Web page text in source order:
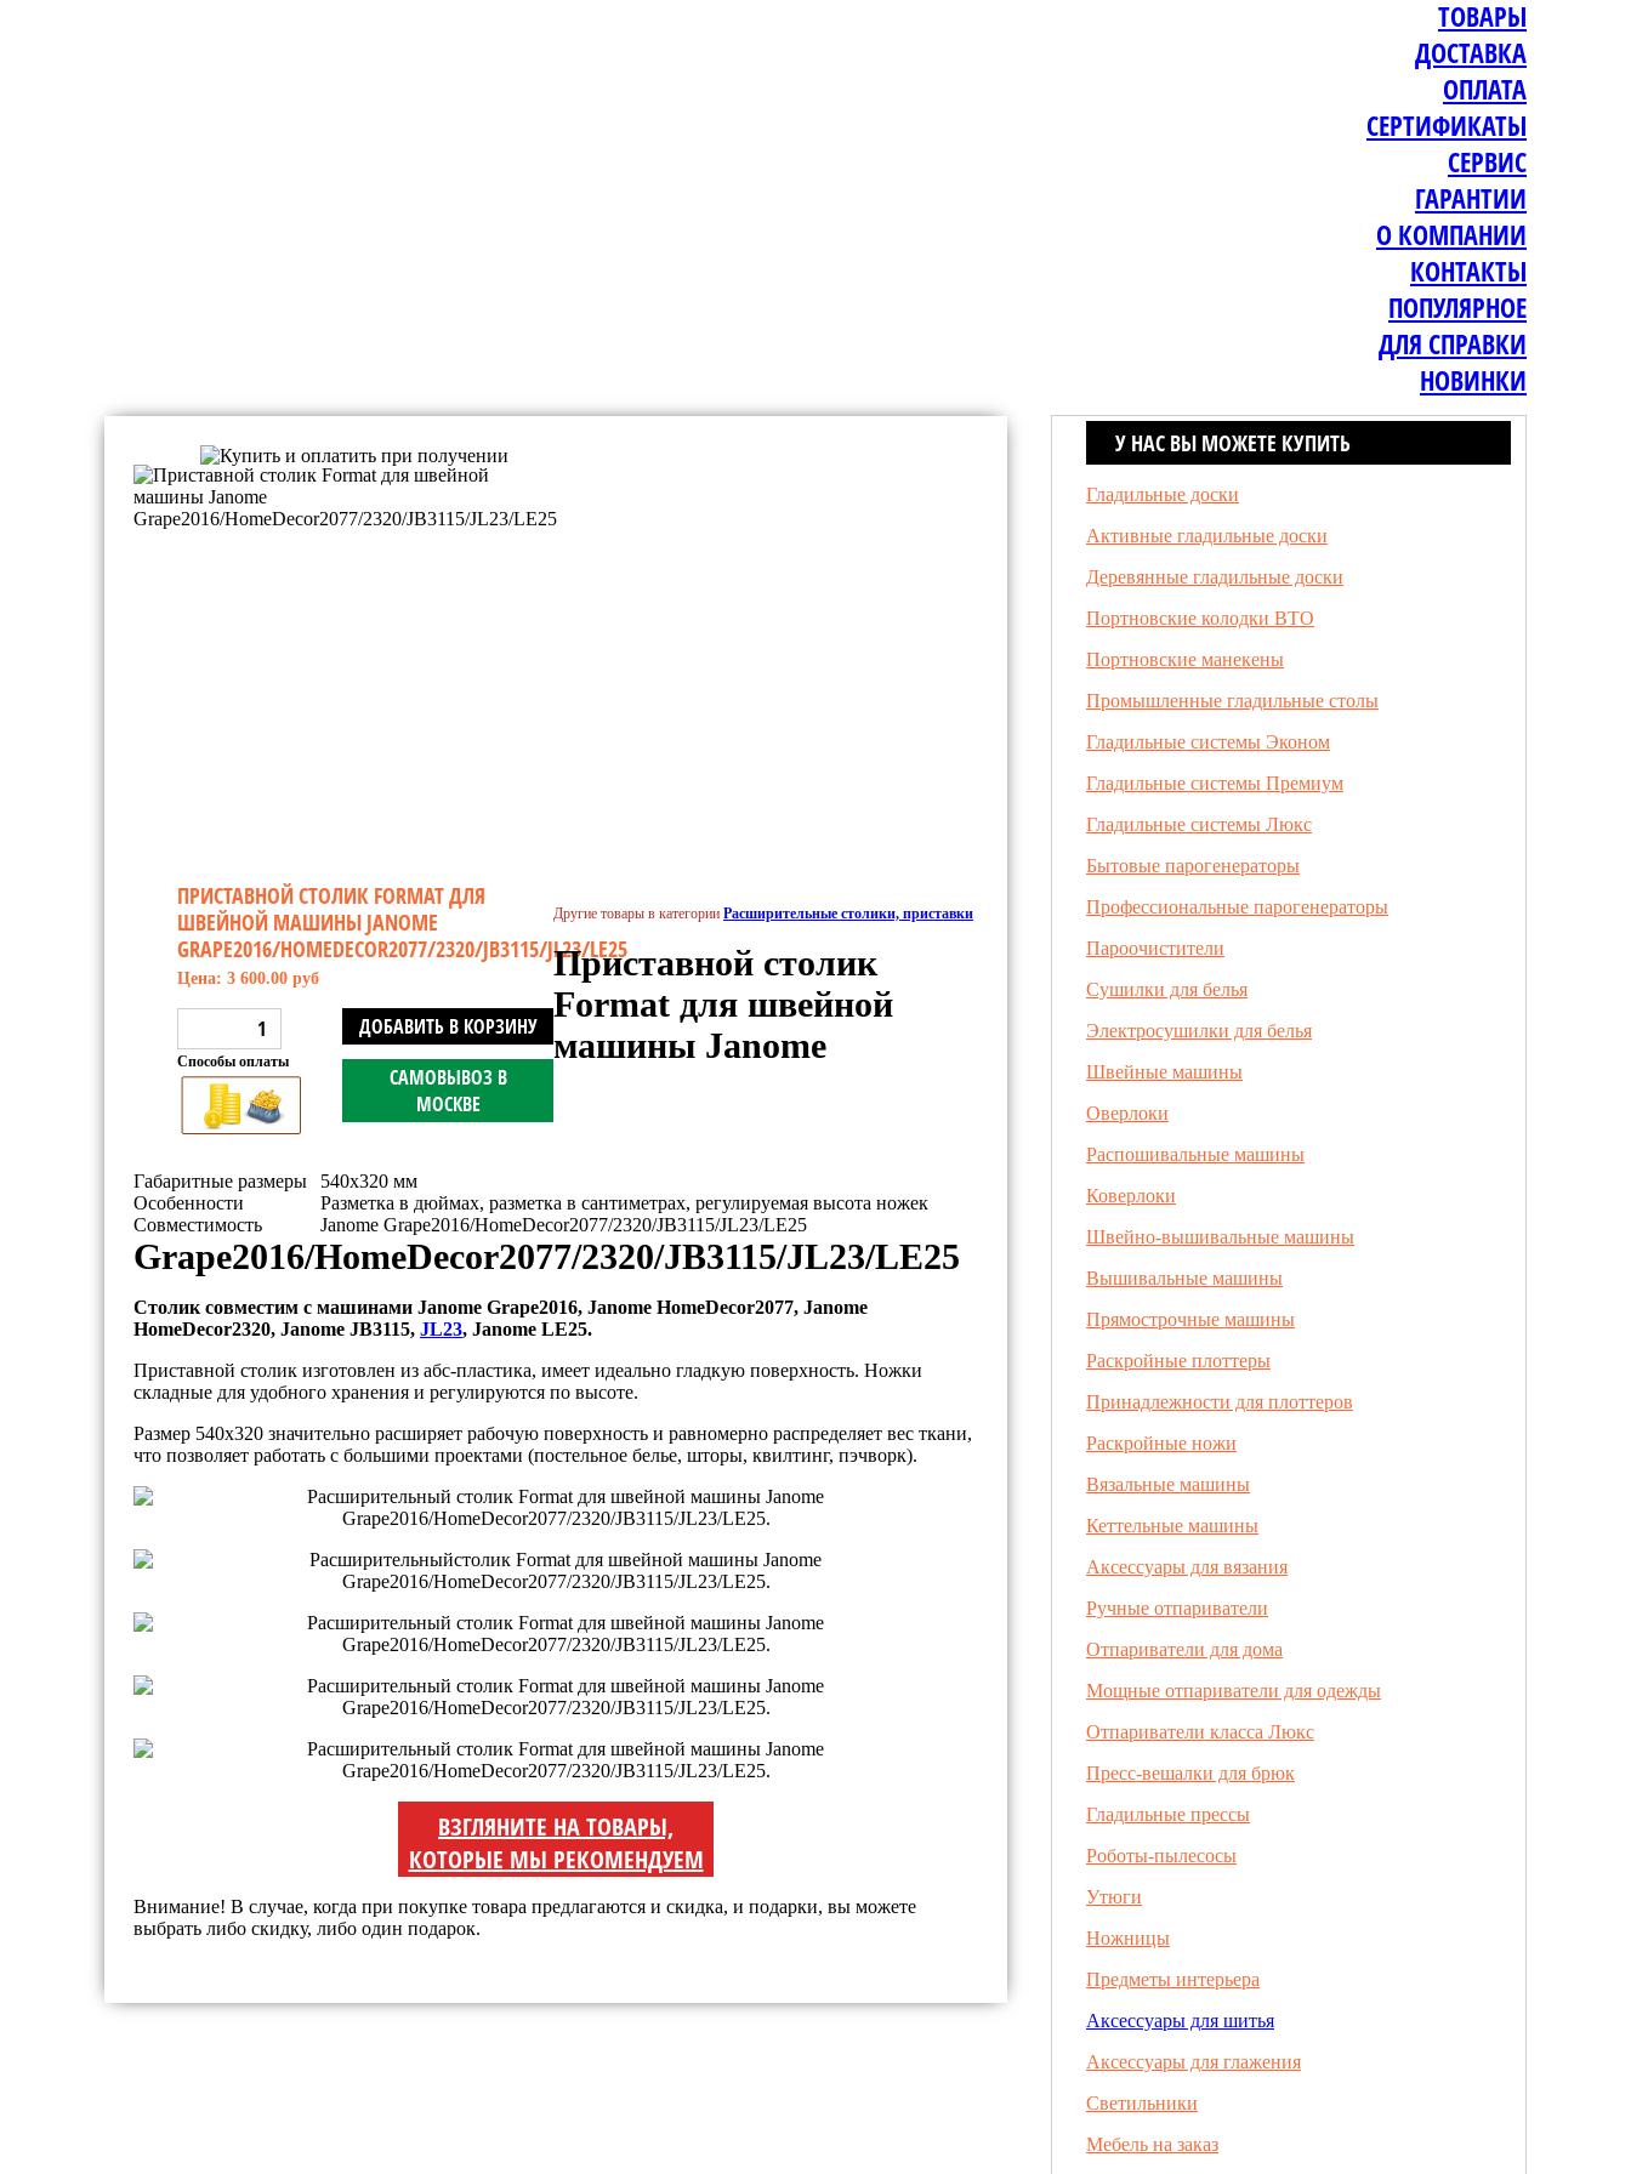
ТОВАРЫ
ДОСТАВКА
ОПЛАТА
СЕРТИФИКАТЫ
СЕРВИС
ГАРАНТИИ
О КОМПАНИИ
КОНТАКТЫ
ПОПУЛЯРНОЕ
ДЛЯ СПРАВКИ
НОВИНКИ
ПРИСТАВНОЙ СТОЛИК FORMAT ДЛЯ
ШВЕЙНОЙ МАШИНЫ JANOME
GRAPE2016/HOMEDECOR2077/2320/JB3115/JL23/LE25
Цена: 3 600.00 руб
ДОБАВИТЬ В КОРЗИНУ
САМОВЫВОЗ В
МОСКВЕ
Способы оплаты
Габаритные размеры
540х320 мм
Особенности
Разметка в дюймах, разметка в сантиметрах, регулируемая высота ножек
Совместимость
Janome Grape2016/HomeDecor2077/2320/JB3115/JL23/LE25
Другие товары в категории Расширительные столики, приставки
Приставной столик
Format для швейной
машины Janome
Grape2016/HomeDecor2077/2320/JB3115/JL23/LE25
Столик совместим с машинами Janome Grape2016, Janome HomeDecor2077, Janome
HomeDecor2320, Janome JB3115, JL23, Janome LE25.
Приставной столик изготовлен из абс-пластика, имеет идеально гладкую поверхность. Ножки
складные для удобного хранения и регулируются по высоте.
Размер 540х320 значительно расширяет рабочую поверхность и равномерно распределяет вес ткани,
что позволяет работать с большими проектами (постельное белье, шторы, квилтинг, пэчворк).
ВЗГЛЯНИТЕ НА ТОВАРЫ,
КОТОРЫЕ МЫ РЕКОМЕНДУЕМ
Внимание! В случае, когда при покупке товара предлагаются и скидка, и подарки, вы можете
выбрать либо скидку, либо один подарок.
У НАС ВЫ МОЖЕТЕ КУПИТЬ
Гладильные доски
Активные гладильные доски
Деревянные гладильные доски
Портновские колодки ВТО
Портновские манекены
Промышленные гладильные столы
Гладильные системы Эконом
Гладильные системы Премиум
Гладильные системы Люкс
Бытовые парогенераторы
Профессиональные парогенераторы
Пароочистители
Сушилки для белья
Электросушилки для белья
Швейные машины
Оверлоки
Распошивальные машины
Коверлоки
Швейно-вышивальные машины
Вышивальные машины
Прямострочные машины
Раскройные плоттеры
Принадлежности для плоттеров
Раскройные ножи
Вязальные машины
Кеттельные машины
Аксессуары для вязания
Ручные отпариватели
Отпариватели для дома
Мощные отпариватели для одежды
Отпариватели класса Люкс
Пресс-вешалки для брюк
Гладильные прессы
Роботы-пылесосы
Утюги
Ножницы
Предметы интерьера
Аксессуары для шитья
Аксессуары для глажения
Светильники
Мебель на заказ